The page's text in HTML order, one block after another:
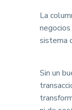
La
sistema
Sin un